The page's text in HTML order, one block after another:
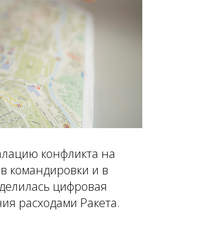
конфликта на
командировки и в
цифровая
расходами Ракета.